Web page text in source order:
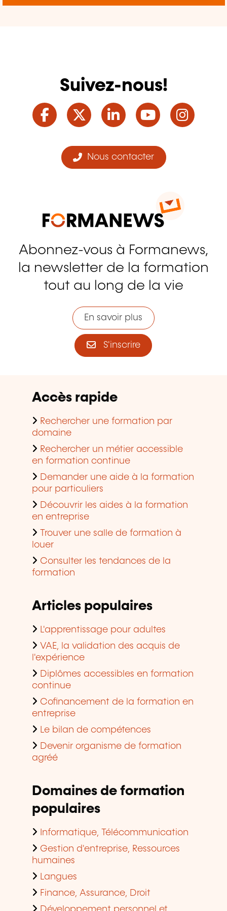
Suivez-nous!
Facebook
TwitterLinkedInYouTube
Nous contacter
Abonnez-vous à Formanews,
la newsletter de la formation
tout au long de la vie
En savoir plus
S'inscrire
Accès rapide
Rechercher une formation par
domaine
Rechercher un métier accessible
en formation continue
Demander une aide à la formation
pour particuliers
Découvrir les aides à la formation
en entreprise
Trouver une salle de formation à
louer
Consulter les tendances de la
formation
Articles populaires
L'apprentissage pour adultes
VAE, la validation des acquis de
l'expérience
Diplômes accessibles en formation
continue
Cofinancement de la formation en
entreprise
Le bilan de compétences
Devenir organisme de formation
agréé
Domaines de formation
populaires
Informatique, Télécommunication
Gestion d'entreprise, Ressources
humaines
Langues
Finance, Assurance, Droit